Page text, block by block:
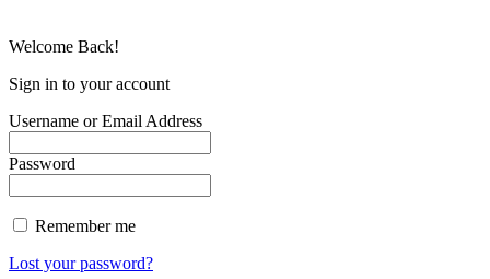
Welcome Back!
Sign in to your account
Username or Email Address
Password
Remember me
Lost your password?